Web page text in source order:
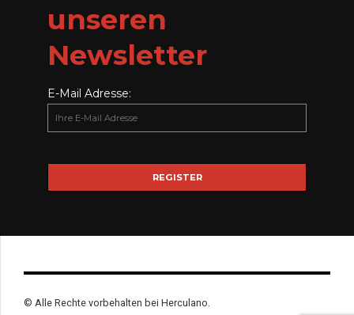
unseren
Newsletter
E-Mail Adresse:
© Alle Rechte vorbehalten bei Herculano.